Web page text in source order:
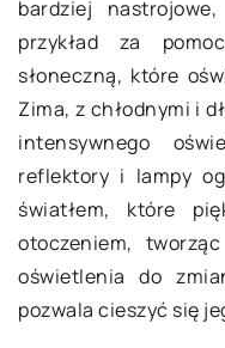
bardziej
przykład za
słoneczną, które
Zima, z chłodnymi i
intensywnego
reflektory i lampy
światłem, które
otoczeniem,
oświetlenia do
pozwala cieszyć się